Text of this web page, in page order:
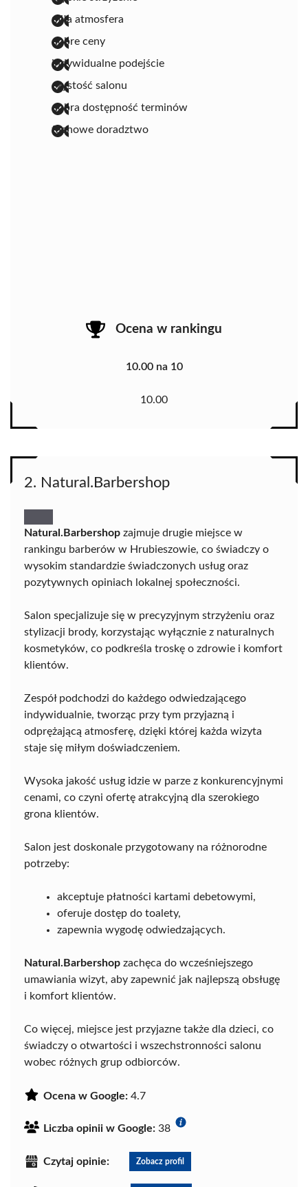
miła atmosfera
dobre ceny
indywidualne podejście
czystość salonu
dobra dostępność terminów
fachowe doradztwo
Ocena w rankingu
10.00 na 10
10.00
2. Natural.Barbershop
Natural.Barbershop zajmuje drugie miejsce w
rankingu barberów w Hrubieszowie, co świadczy o
wysokim standardzie świadczonych usług oraz
pozytywnych opiniach lokalnej społeczności.
Salon specjalizuje się w precyzyjnym strzyżeniu oraz
stylizacji brody, korzystając wyłącznie z naturalnych
kosmetyków, co podkreśla troskę o zdrowie i komfort
klientów.
Zespół podchodzi do każdego odwiedzającego
indywidualnie, tworząc przy tym przyjazną i
odprężającą atmosferę, dzięki której każda wizyta
staje się miłym doświadczeniem.
Wysoka jakość usług idzie w parze z konkurencyjnymi
cenami, co czyni ofertę atrakcyjną dla szerokiego
grona klientów.
Salon jest doskonale przygotowany na różnorodne
potrzeby:
akceptuje płatności kartami debetowymi,
oferuje dostęp do toalety,
zapewnia wygodę odwiedzających.
Natural.Barbershop zachęca do wcześniejszego
umawiania wizyt, aby zapewnić jak najlepszą obsługę
i komfort klientów.
Co więcej, miejsce jest przyjazne także dla dzieci, co
świadczy o otwartości i wszechstronności salonu
wobec różnych grup odbiorców.
Ocena w Google: 4.7
Liczba opinii w Google: 38
Czytaj opinie: Zobacz profil